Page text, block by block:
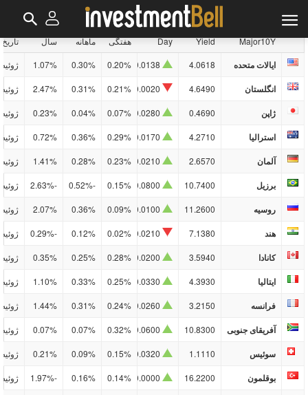
Currencies سهام کالاها Bonds رمزنگاری
Major10Y
Yield
Day هفتگی ماهانه سال تاریخ
ایالات متحده 4.0618
0.20%
0.30%
1.07% ژوئیه/10
انگلستان 4.6490
0.21%
0.31%
2.47% ژوئیه/10
ژاپن 0.4690
0.07%
0.04%
0.23% ژوئیه/10
استرالیا 4.2710
0.29%
0.36%
0.72% ژوئیه/10
آلمان 2.6570
0.23%
0.28%
1.41% ژوئیه/10
برزیل 10.7400
0.15%
-0.52%
-2.63% ژوئیه/10
روسیه 11.2600
0.09%
0.36%
2.07% ژوئیه/10
هند 7.1380
0.02%
0.12%
-0.29% ژوئیه/10
کانادا 3.5940
0.28%
0.25%
0.35% ژوئیه/10
ایتالیا 4.3930
0.25%
0.33%
1.10% ژوئیه/10
فرانسه 3.2150
0.24%
0.31%
1.44% ژوئیه/10
آفریقای جنوبی 10.8300
0.32%
0.07%
0.07% ژوئیه/10
سوئیس 1.1110
0.15%
0.09%
0.21% ژوئیه/10
بوقلمون 16.2200
0.14%
0.16%
-1.97% ژوئیه/10